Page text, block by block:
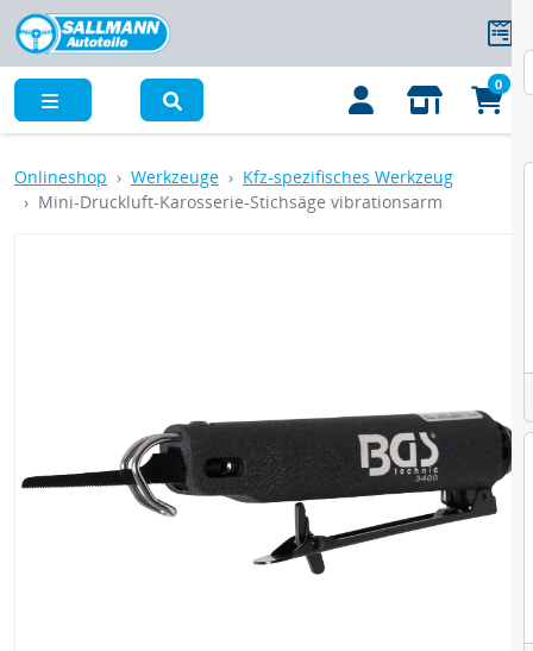
0
Onlineshop Werkzeuge
Kfz-spezifisches Werkzeug
Mini-Druckluft-Karosserie-Stichsäge vibrationsarm